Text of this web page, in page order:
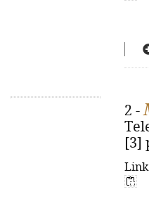
2 -
[3]